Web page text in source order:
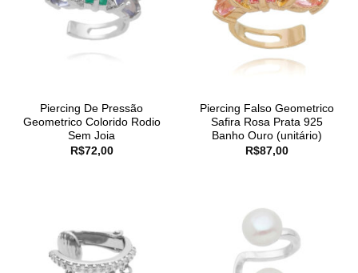
Piercing De Pressão
Geometrico Colorido Rodio
Sem Joia
R$72,00
Piercing Falso Geometrico
Safira Rosa Prata 925
Banho Ouro (unitário)
R$87,00